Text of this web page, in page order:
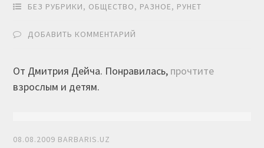
БЕЗ РУБРИКИ, ОБЩЕСТВО, РАЗНОЕ, РУНЕТ
ДОБАВИТЬ КОММЕНТАРИЙ
От Дмитрия Дейча. Понравилась, прочтите
взрослым и детям.
08.08.2009 BARBARIS.UZ